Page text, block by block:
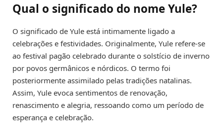
Qual o significado do nome Yule?
O significado de Yule está intimamente ligado a
celebrações e festividades. Originalmente, Yule refere-se
ao festival pagão celebrado durante o solstício de inverno
por povos germânicos e nórdicos. O termo foi
posteriormente assimilado pelas tradições natalinas.
Assim, Yule evoca sentimentos de renovação,
renascimento e alegria, ressoando como um período de
esperança e celebração.